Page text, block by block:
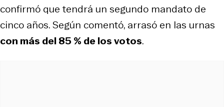
confirmó que tendrá un segundo mandato de
cinco años. Según comentó, arrasó en las urnas
con más del 85 % de los votos.